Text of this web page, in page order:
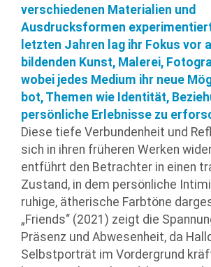
verschiedenen Materialien und
Ausdrucksformen
letzten Jahren lag ihr Fokus vor
bildenden Kunst, Malerei,
wobei jedes Medium ihr neue
bot, Themen wie Identität,
persönliche Erlebnisse zu
Diese tiefe Verbundenheit und
sich in ihren früheren Werken
entführt den Betrachter in einen
Zustand, in dem persönliche
ruhige, ätherische Farbtöne
„Friends“ (2021) zeigt die
Präsenz und Abwesenheit, da
Selbstporträt im Vordergrund